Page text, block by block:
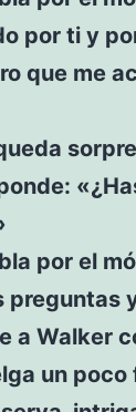
por ti y
que me
por el
preguntas
a Walker
un